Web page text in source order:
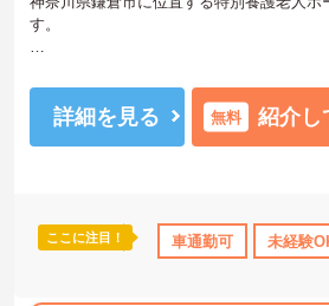
託児所・育児補助 無資格OK 年間休
す。
があり、介護の知識や技術を身につけなが
退職金制度などの待遇も整っており、長期
したい方にもおすすめです。
―――――――――――――――
介護職として新たな一歩を踏み出せる環境
詳細を見る 無料 紹介し
ここに注目！ 車通勤可 未経験